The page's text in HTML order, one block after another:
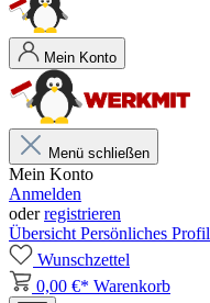
Mein Konto
Menü schließen
Mein Konto
Anmelden
oderregistrieren
Übersicht Persönliches Profil
Wunschzettel
0,00 €* Warenkorb